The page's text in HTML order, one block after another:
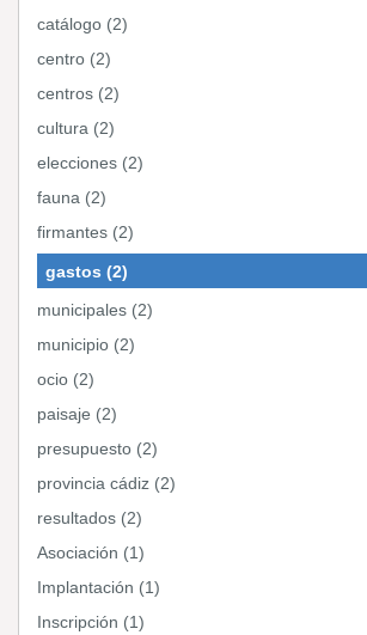
catálogo (2)
centro (2)
centros (2)
cultura (2)
elecciones (2)
fauna (2)
firmantes (2)
gastos (2)
municipales (2)
municipio (2)
ocio (2)
paisaje (2)
presupuesto (2)
provincia cádiz (2)
resultados (2)
Asociación (1)
Implantación (1)
Inscripción (1)